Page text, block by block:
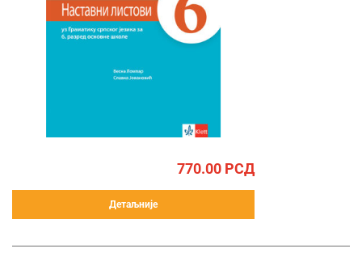
770.00 РСД
Детаљније